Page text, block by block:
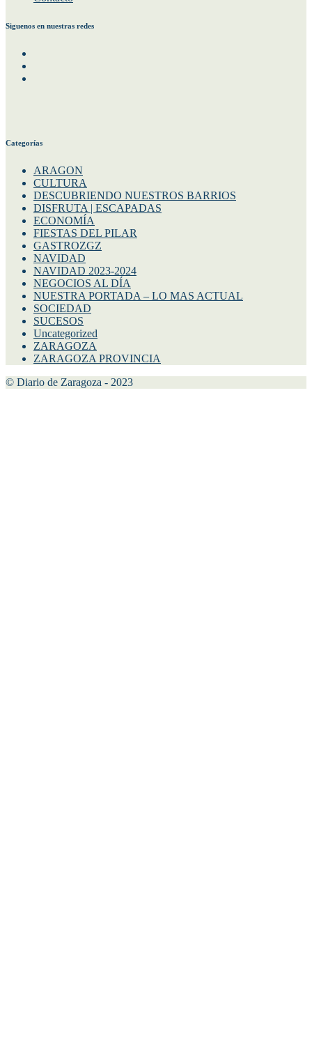
Siguenos en nuestras redes
Categorías
ARAGON
CULTURA
DESCUBRIENDO NUESTROS BARRIOS
DISFRUTA | ESCAPADAS
ECONOMÍA
FIESTAS DEL PILAR
GASTROZGZ
NAVIDAD
NAVIDAD 2023-2024
NEGOCIOS AL DÍA
NUESTRA PORTADA – LO MAS ACTUAL
SOCIEDAD
SUCESOS
Uncategorized
ZARAGOZA
ZARAGOZA PROVINCIA
© Diario de Zaragoza - 2023